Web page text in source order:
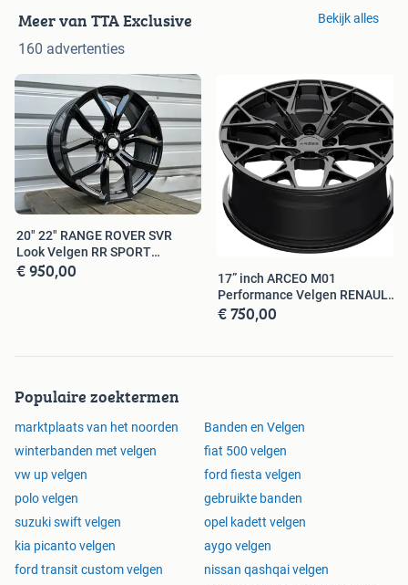
BMW
Nieuwe 1-2-3-4-5-6-X1-X2-X3-Serie
VOLKSWAGEN
Caddy
Jetta
Cross Golf
Cross Touran
Golf 5 6 7
Passat
Passat CC
Touran
SKODA
Kodiaq
Kodiaq GT
Karoq
Octavia
Super B
Scala
Yeti
Meer van TTA Exclusive
160 advertenties
Bekijk alles
20" 22" RANGE ROVER SVR
Look Velgen RR SPORT
EVOQUE VELAR
€ 950,00
17” inch ARCEO M01
Performance Velgen RENAULT
0PEL SEAT VW
€ 750,00
Populaire zoektermen
marktplaats van het noorden
Banden en Velgen
winterbanden met velgen
fiat 500 velgen
vw up velgen
ford fiesta velgen
polo velgen
gebruikte banden
suzuki swift velgen
opel kadett velgen
kia picanto velgen
aygo velgen
ford transit custom velgen
nissan qashqai velgen